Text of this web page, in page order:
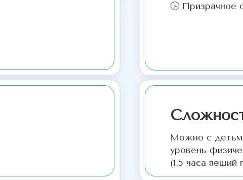
🕟 Призрачное
Можно с
уровень
(1.5 часа пеший